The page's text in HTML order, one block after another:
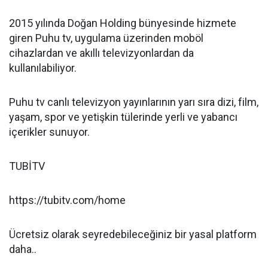
2015 yılında Doğan Holding bünyesinde hizmete
giren Puhu tv, uygulama üzerinden moböl
cihazlardan ve akıllı televizyonlardan da
kullanılabiliyor.
Puhu tv canlı televizyon yayınlarının yarı sıra dizi, film,
yaşam, spor ve yetişkin tülerinde yerli ve yabancı
içerikler sunuyor.
TUBİTV
https://tubitv.com/home
Ücretsiz olarak seyredebileceğiniz bir yasal platform
daha..